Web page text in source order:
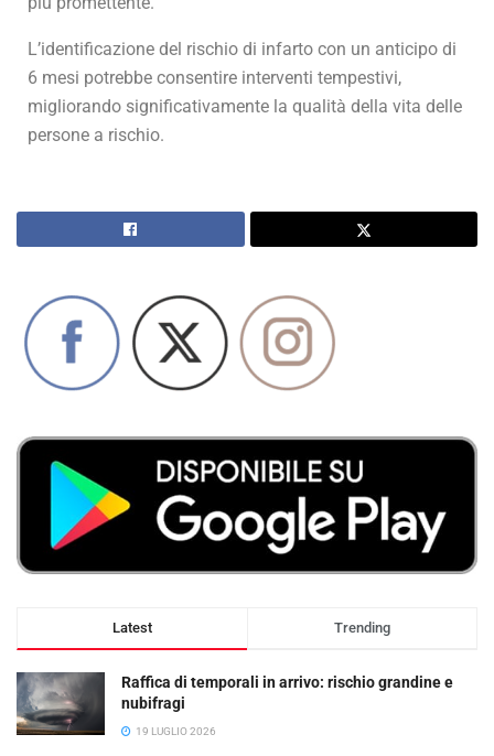
L’identificazione del rischio di infarto con un anticipo di
6 mesi potrebbe consentire interventi tempestivi,
migliorando significativamente la qualità della vita delle
persone a rischio.
Latest Trending
Raffica di temporali in arrivo: rischio grandine e
nubifragi
19 LUGLIO 2026